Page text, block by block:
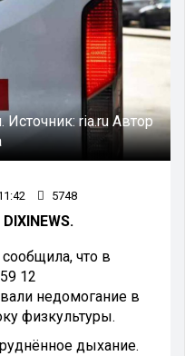
Источник:ria.ru Автор
5748
что в
12
недомогание в
физкультуры.
дыхание.